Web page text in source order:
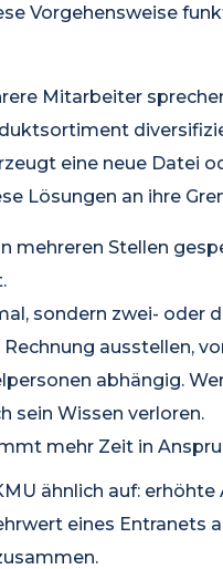
Vorgehensweise
Mitarbeiter
eine neue Datei
Lösungen an ihre
mehreren Stellen
sondern zwei- oder
ausstellen,
abhängig.
sein Wissen verloren.
mehr Zeit in
ähnlich auf:
eines Entranets